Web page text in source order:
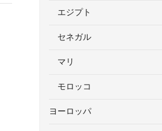
エジプト
セネガル
マリ
モロッコ
ヨーロッパ